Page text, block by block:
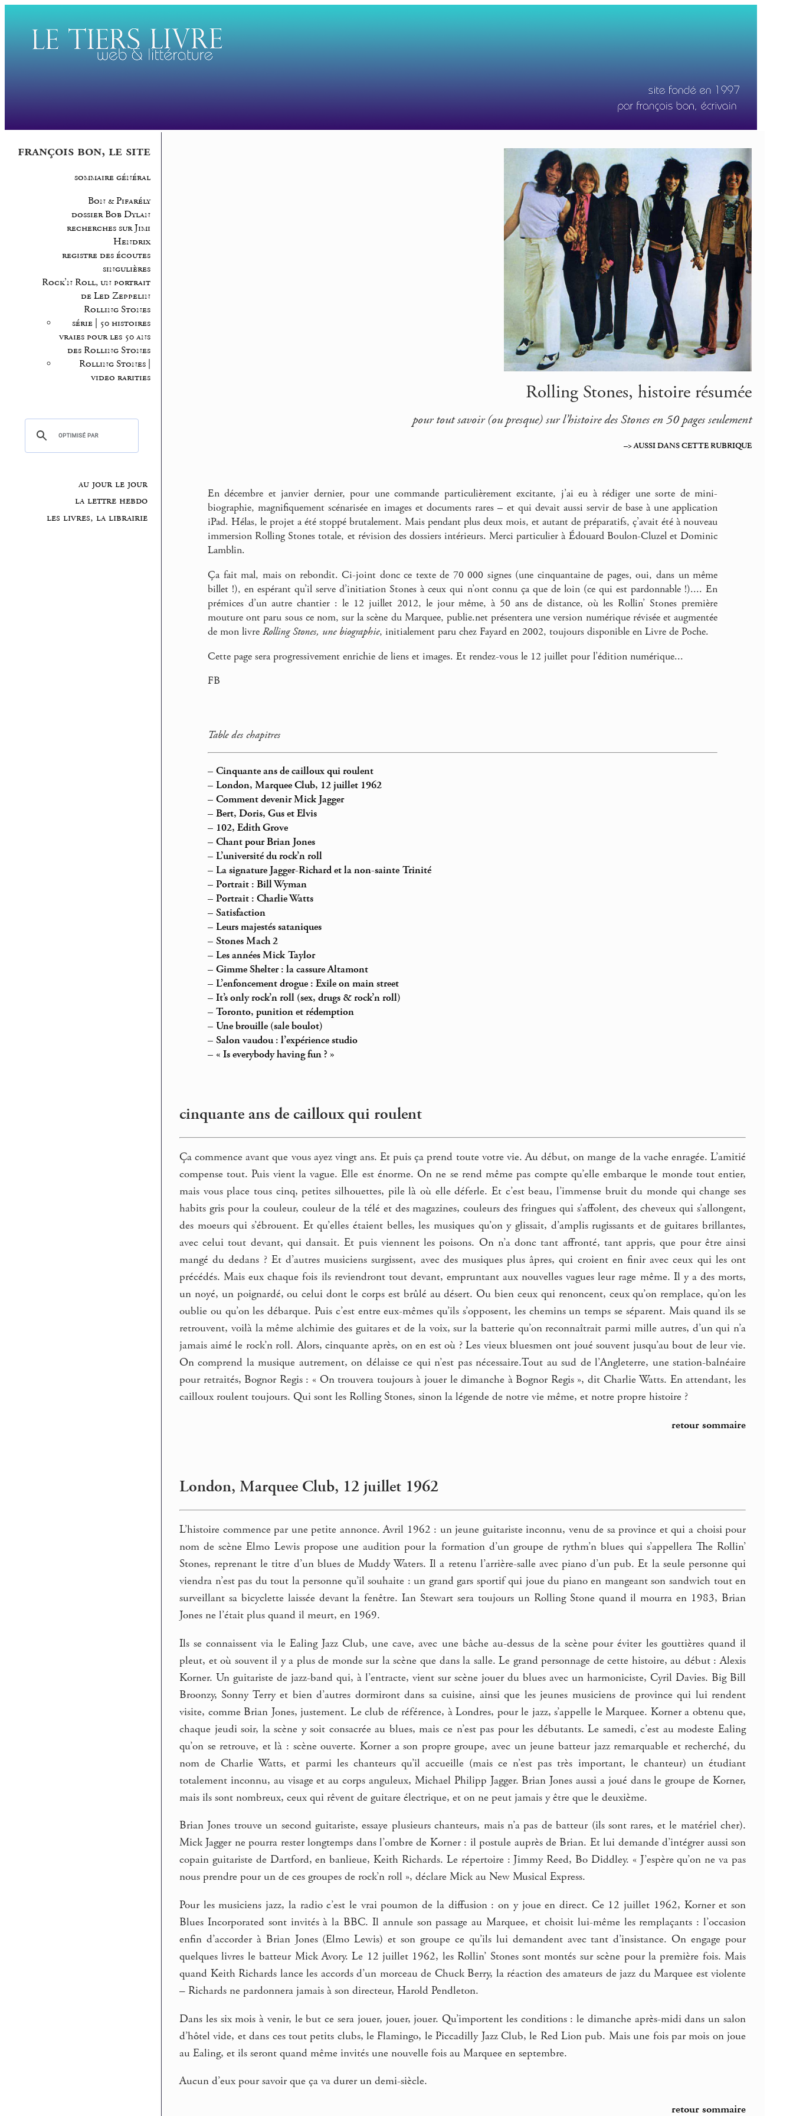
françois bon, le site
sommaire général
Bon & Pifarély
dossier Bob Dylan
recherches sur Jimi
Hendrix
registre des écoutes
singulières
Rock’n Roll, un portrait
de Led Zeppelin
Rolling Stones
série | 50 histoires
vraies pour les 50 ans
des Rolling Stones
Rolling Stones |
video rarities
au jour le jour
la lettre hebdo
les livres, la librairie
Rolling Stones, histoire résumée
pour tout savoir (ou presque) sur l’histoire des Stones en 50 pages seulement
–> AUSSI DANS CETTE RUBRIQUE
En décembre et janvier dernier, pour une commande particulièrement excitante, j’ai eu à rédiger une sorte de mini-
biographie, magnifiquement scénarisée en images et documents rares – et qui devait aussi servir de base à une application
iPad. Hélas, le projet a été stoppé brutalement. Mais pendant plus deux mois, et autant de préparatifs, ç’avait été à nouveau
immersion Rolling Stones totale, et révision des dossiers intérieurs. Merci particulier à Édouard Boulon-Cluzel et Dominic
Lamblin.
Ça fait mal, mais on rebondit. Ci-joint donc ce texte de 70 000 signes (une cinquantaine de pages, oui, dans un même
billet !), en espérant qu’il serve d’initiation Stones à ceux qui n’ont connu ça que de loin (ce qui est pardonnable !).... En
prémices d’un autre chantier : le 12 juillet 2012, le jour même, à 50 ans de distance, où les Rollin’ Stones première
mouture ont paru sous ce nom, sur la scène du Marquee, publie.net présentera une version numérique révisée et augmentée
de mon livre Rolling Stones, une biographie, initialement paru chez Fayard en 2002, toujours disponible en Livre de Poche.
Cette page sera progressivement enrichie de liens et images. Et rendez-vous le 12 juillet pour l’édition numérique...
FB
Table des chapitres
– Cinquante ans de cailloux qui roulent
– London, Marquee Club, 12 juillet 1962
– Comment devenir Mick Jagger
– Bert, Doris, Gus et Elvis
– 102, Edith Grove
– Chant pour Brian Jones
– L’université du rock’n roll
– La signature Jagger-Richard et la non-sainte Trinité
– Portrait : Bill Wyman
– Portrait : Charlie Watts
– Satisfaction
– Leurs majestés sataniques
– Stones Mach 2
– Les années Mick Taylor
– Gimme Shelter : la cassure Altamont
– L’enfoncement drogue : Exile on main street
– It’s only rock’n roll (sex, drugs & rock’n roll)
– Toronto, punition et rédemption
– Une brouille (sale boulot)
– Salon vaudou : l’expérience studio
– « Is everybody having fun ? »
cinquante ans de cailloux qui roulent
Ça commence avant que vous ayez vingt ans. Et puis ça prend toute votre vie. Au début, on mange de la vache enragée. L’amitié
compense tout. Puis vient la vague. Elle est énorme. On ne se rend même pas compte qu’elle embarque le monde tout entier,
mais vous place tous cinq, petites silhouettes, pile là où elle déferle. Et c’est beau, l’immense bruit du monde qui change ses
habits gris pour la couleur, couleur de la télé et des magazines, couleurs des fringues qui s’affolent, des cheveux qui s’allongent,
des moeurs qui s’ébrouent. Et qu’elles étaient belles, les musiques qu’on y glissait, d’amplis rugissants et de guitares brillantes,
avec celui tout devant, qui dansait. Et puis viennent les poisons. On n’a donc tant affronté, tant appris, que pour être ainsi
mangé du dedans ? Et d’autres musiciens surgissent, avec des musiques plus âpres, qui croient en finir avec ceux qui les ont
précédés. Mais eux chaque fois ils reviendront tout devant, empruntant aux nouvelles vagues leur rage même. Il y a des morts,
un noyé, un poignardé, ou celui dont le corps est brûlé au désert. Ou bien ceux qui renoncent, ceux qu’on remplace, qu’on les
oublie ou qu’on les débarque. Puis c’est entre eux-mêmes qu’ils s’opposent, les chemins un temps se séparent. Mais quand ils se
retrouvent, voilà la même alchimie des guitares et de la voix, sur la batterie qu’on reconnaîtrait parmi mille autres, d’un qui n’a
jamais aimé le rock’n roll. Alors, cinquante après, on en est où ? Les vieux bluesmen ont joué souvent jusqu’au bout de leur vie.
On comprend la musique autrement, on délaisse ce qui n’est pas nécessaire.Tout au sud de l’Angleterre, une station-balnéaire
pour retraités, Bognor Regis : « On trouvera toujours à jouer le dimanche à Bognor Regis », dit Charlie Watts. En attendant, les
cailloux roulent toujours. Qui sont les Rolling Stones, sinon la légende de notre vie même, et notre propre histoire ?
retour sommaire
London, Marquee Club, 12 juillet 1962
L’histoire commence par une petite annonce. Avril 1962 : un jeune guitariste inconnu, venu de sa province et qui a choisi pour
nom de scène Elmo Lewis propose une audition pour la formation d’un groupe de rythm’n blues qui s’appellera The Rollin’
Stones, reprenant le titre d’un blues de Muddy Waters. Il a retenu l’arrière-salle avec piano d’un pub. Et la seule personne qui
viendra n’est pas du tout la personne qu’il souhaite : un grand gars sportif qui joue du piano en mangeant son sandwich tout en
surveillant sa bicyclette laissée devant la fenêtre. Ian Stewart sera toujours un Rolling Stone quand il mourra en 1983, Brian
Jones ne l’était plus quand il meurt, en 1969.
Ils se connaissent via le Ealing Jazz Club, une cave, avec une bâche au-dessus de la scène pour éviter les gouttières quand il
pleut, et où souvent il y a plus de monde sur la scène que dans la salle. Le grand personnage de cette histoire, au début : Alexis
Korner. Un guitariste de jazz-band qui, à l’entracte, vient sur scène jouer du blues avec un harmoniciste, Cyril Davies. Big Bill
Broonzy, Sonny Terry et bien d’autres dormiront dans sa cuisine, ainsi que les jeunes musiciens de province qui lui rendent
visite, comme Brian Jones, justement. Le club de référence, à Londres, pour le jazz, s’appelle le Marquee. Korner a obtenu que,
chaque jeudi soir, la scène y soit consacrée au blues, mais ce n’est pas pour les débutants. Le samedi, c’est au modeste Ealing
qu’on se retrouve, et là : scène ouverte. Korner a son propre groupe, avec un jeune batteur jazz remarquable et recherché, du
nom de Charlie Watts, et parmi les chanteurs qu’il accueille (mais ce n’est pas très important, le chanteur) un étudiant
totalement inconnu, au visage et au corps anguleux, Michael Philipp Jagger. Brian Jones aussi a joué dans le groupe de Korner,
mais ils sont nombreux, ceux qui rêvent de guitare électrique, et on ne peut jamais y être que le deuxième.
Brian Jones trouve un second guitariste, essaye plusieurs chanteurs, mais n’a pas de batteur (ils sont rares, et le matériel cher).
Mick Jagger ne pourra rester longtemps dans l’ombre de Korner : il postule auprès de Brian. Et lui demande d’intégrer aussi son
copain guitariste de Dartford, en banlieue, Keith Richards. Le répertoire : Jimmy Reed, Bo Diddley. « J’espère qu’on ne va pas
nous prendre pour un de ces groupes de rock’n roll », déclare Mick au New Musical Express.
Pour les musiciens jazz, la radio c’est le vrai poumon de la diffusion : on y joue en direct. Ce 12 juillet 1962, Korner et son
Blues Incorporated sont invités à la BBC. Il annule son passage au Marquee, et choisit lui-même les remplaçants : l’occasion
enfin d’accorder à Brian Jones (Elmo Lewis) et son groupe ce qu’ils lui demandent avec tant d’insistance. On engage pour
quelques livres le batteur Mick Avory. Le 12 juillet 1962, les Rollin’ Stones sont montés sur scène pour la première fois. Mais
quand Keith Richards lance les accords d’un morceau de Chuck Berry, la réaction des amateurs de jazz du Marquee est violente
– Richards ne pardonnera jamais à son directeur, Harold Pendleton.
Dans les six mois à venir, le but ce sera jouer, jouer, jouer. Qu’importent les conditions : le dimanche après-midi dans un salon
d’hôtel vide, et dans ces tout petits clubs, le Flamingo, le Piccadilly Jazz Club, le Red Lion pub. Mais une fois par mois on joue
au Ealing, et ils seront quand même invités une nouvelle fois au Marquee en septembre.
Aucun d’eux pour savoir que ça va durer un demi-siècle.
retour sommaire